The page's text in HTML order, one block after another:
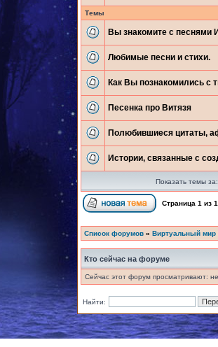
Темы
Вы знакомите с песнями
Любимые песни и стихи.
Как Вы познакомились с
Песенка про Витязя
Полюбившиеся цитаты,
Истории, связанные с
Показать темы за:
Страница 1 из 1
Список форумов » Виртуальный
Кто сейчас на форуме
Сейчас этот форум просматривают:
Найти: